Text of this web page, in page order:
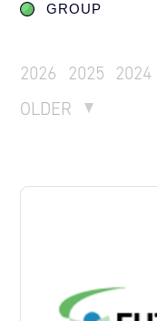
GROUP
2026 2025 2024
OLDER